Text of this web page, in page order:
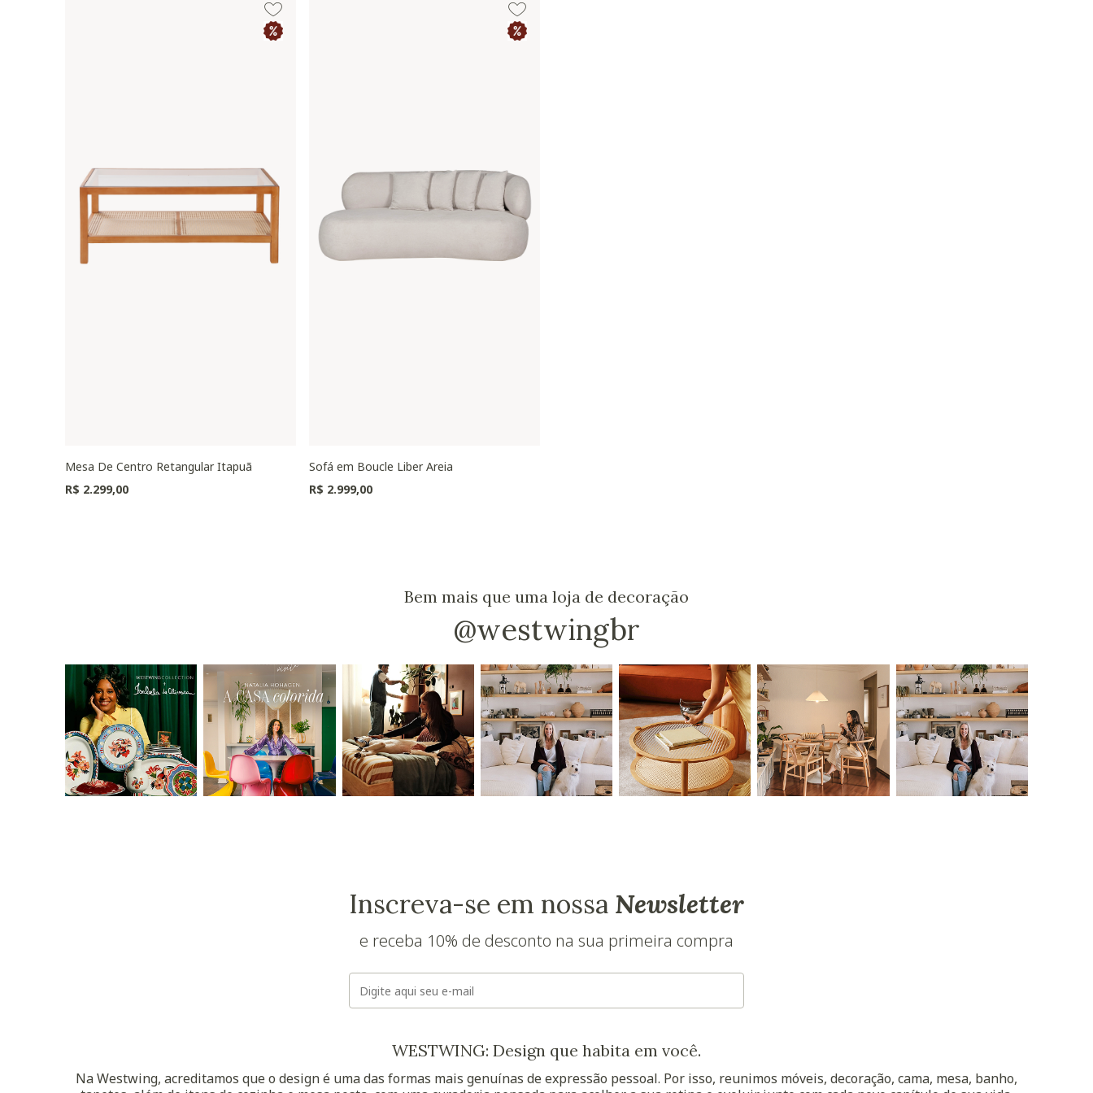
Mesa De Centro Retangular Itapuã
R$ 2.299,00
Sofá em Boucle Liber Areia
R$ 2.999,00
Bem mais que uma loja de decoração
@westwingbr
Inscreva-se em nossa Newsletter
e receba 10% de desconto na sua primeira compra
WESTWING: Design que habita em você.
Na Westwing, acreditamos que o design é uma das formas mais genuínas de expressão pessoal. Por isso, reunimos móveis, decoração, cama, mesa, banho,